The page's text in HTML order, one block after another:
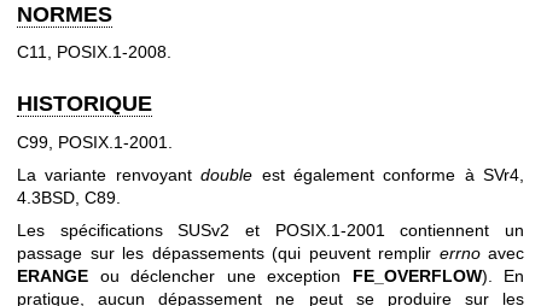
NORMES
C11, POSIX.1-2008.
HISTORIQUE
C99, POSIX.1-2001.
La variante renvoyantdouble est également conforme à SVr4,
4.3BSD, C89.
Les spécifications SUSv2 et POSIX.1-2001 contiennent un
passage sur les dépassements (qui peuvent remplir errnoavec
ERANGE ou déclencher une exception FE_OVERFLOW). En
pratique, aucun dépassement ne peut se produire sur les